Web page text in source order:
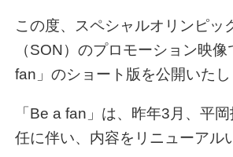
この度、スペシャルオリンピッ
（SON）のプロモーション映
fan」のショート版を公開いたし
「Be a fan」は、昨年3月、平
任に伴い、内容をリニューアル